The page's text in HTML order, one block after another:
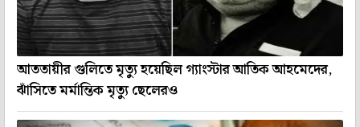
আততায়ীর গুলিতে মৃত্যু হয়েছিল গ্যাংস্টার আতিক আহমেদের,
ঝাঁসিতে মর্মান্তিক মৃত্যু ছেলেরও